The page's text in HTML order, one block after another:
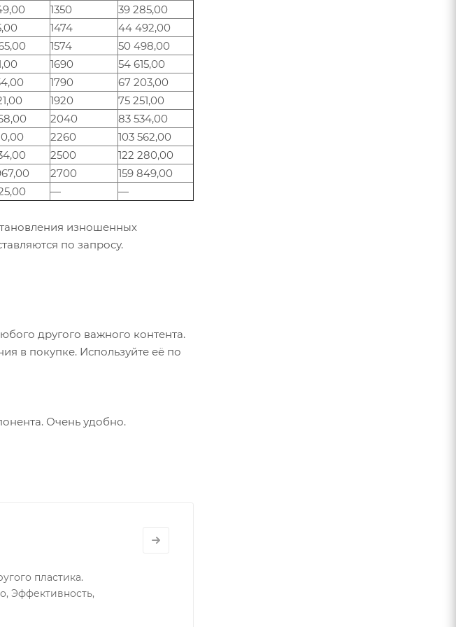
1350
39 285,00
1474
44 492,00
1574
50 498,00
1690
54 615,00
1790
67 203,00
1920
75 251,00
2040
83 534,00
2260
103 562,00
2500
122 280,00
2700
159 849,00
— —
изношенных
по запросу.
другого важного контента.
в покупке. Используйте её по
Очень удобно.
пластика.
Эффективность,